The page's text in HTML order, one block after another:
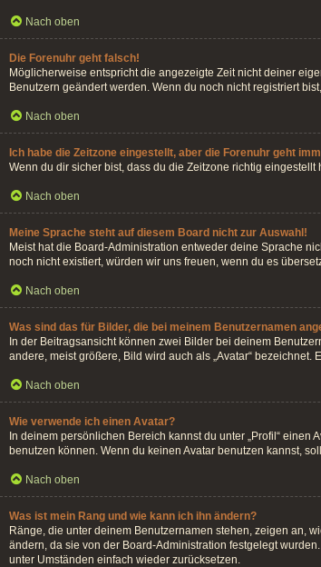
Nach oben
Die Forenuhr geht falsch!
Möglicherweise entspricht die angezeigte Zeit nicht deiner
Benutzern geändert werden. Wenn du noch nicht registriert
Nach oben
Ich habe die Zeitzone eingestellt, aber die Forenuhr geht
Wenn du dir sicher bist, dass du die Zeitzone richtig
Nach oben
Meine Sprache steht auf diesem Board nicht zur Auswahl!
Meist hat die Board-Administration entweder deine Sprache
noch nicht existiert, würden wir uns freuen, wenn du es
Nach oben
Was sind das für Bilder, die bei meinem Benutzernamen
In der Beitragsansicht können zwei Bilder bei deinem
andere, meist größere, Bild wird auch als „Avatar“
Nach oben
Wie verwende ich einen Avatar?
In deinem persönlichen Bereich kannst du unter „Profil“
benutzen können. Wenn du keinen Avatar benutzen kannst,
Nach oben
Was ist mein Rang und wie kann ich ihn ändern?
Ränge, die unter deinem Benutzernamen stehen, zeigen an,
ändern, da sie von der Board-Administration festgelegt
unter Umständen einfach wieder zurücksetzen.